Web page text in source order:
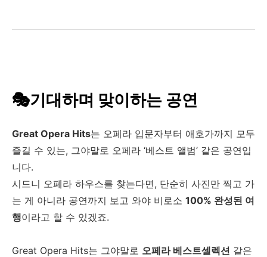
🎭기대하며 맞이하는 공연
Great Opera Hits는 오페라 입문자부터 애호가까지 모두
즐길 수 있는, 그야말로 오페라 ‘베스트 앨범’ 같은 공연입
니다.
시드니 오페라 하우스를 찾는다면, 단순히 사진만 찍고 가
는 게 아니라 공연까지 보고 와야 비로소 100% 완성된 여
행이라고 할 수 있겠죠.
Great Opera Hits는 그야말로 오페라 베스트셀렉션 같은